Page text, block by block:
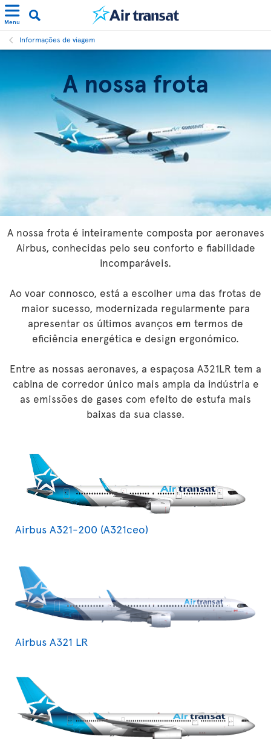
Menu
Informações de viagem
A nossa frota
A nossa frota é inteiramente composta por aeronaves
Airbus, conhecidas pelo seu conforto e fiabilidade
incomparáveis.
Ao voar connosco, está a escolher uma das frotas de
maior sucesso, modernizada regularmente para
apresentar os últimos avanços em termos de
eficiência energética e design ergonómico.
Entre as nossas aeronaves, a espaçosa A321LR tem a
cabina de corredor único mais ampla da indústria e
as emissões de gases com efeito de estufa mais
baixas da sua classe.
Airbus A321-200 (A321ceo)
Airbus A321 LR